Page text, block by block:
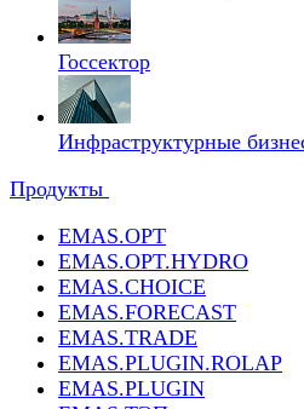
Госсектор
Инфраструктурные
Продукты
EMAS.OPT
EMAS.OPT.HYDRO
EMAS.CHOICE
EMAS.FORECAST
EMAS.TRADE
EMAS.PLUGIN.ROLAP
EMAS.PLUGIN